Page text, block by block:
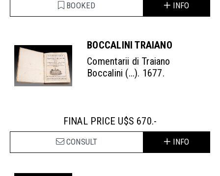
BOOKED INFO
BOCCALINI TRAIANO
Comentarii di Traiano
Boccalini (...). 1677.
FINAL PRICE U$S 670.-
CONSULT INFO